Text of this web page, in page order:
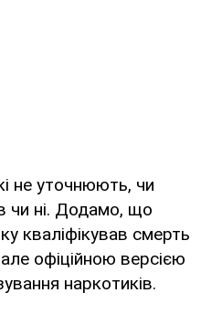
не уточнюють, чи
чи ні. Додамо, що
кваліфікував смерть
офіційною версією
наркотиків.